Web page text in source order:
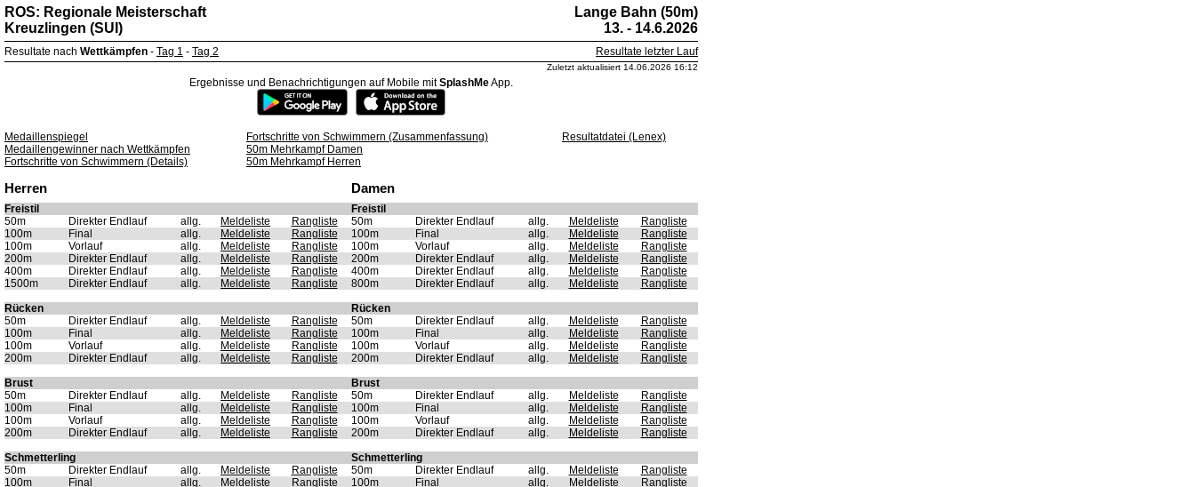
ROS: Regionale Meisterschaft
Lange Bahn (50m)
Kreuzlingen (SUI)
13. - 14.6.2026
Resultate nach Wettkämpfen - Tag 1 - Tag 2 Resultate letzter Lauf
Zuletzt aktualisiert 14.06.2026 16:12
Ergebnisse und Benachrichtigungen auf Mobile mitSplashMeApp.
Medaillenspiegel Fortschritte von Schwimmern (Zusammenfassung)
Resultatdatei (Lenex)
Medaillengewinner nach Wettkämpfen
50m Mehrkampf Damen
Fortschritte von Schwimmern (Details)
50m Mehrkampf Herren
Herren Damen
Freistil
Freistil
50m
Direkter Endlauf allg. Meldeliste Rangliste 50m Direkter Endlauf allg. Meldeliste
Rangliste
100m
Final allg. Meldeliste Rangliste 100m Final allg. Meldeliste
Rangliste
100m
Vorlauf allg. Meldeliste Rangliste 100m Vorlauf allg. Meldeliste
Rangliste
200m
Direkter Endlauf allg. Meldeliste Rangliste 200m Direkter Endlauf allg. Meldeliste
Rangliste
400m
Direkter Endlauf allg. Meldeliste Rangliste 400m Direkter Endlauf allg. Meldeliste
Rangliste
1500m
Direkter Endlauf allg. Meldeliste Rangliste 800m Direkter Endlauf allg. Meldeliste
Rangliste
Rücken
Rücken
50m
Direkter Endlauf allg. Meldeliste Rangliste 50m Direkter Endlauf allg. Meldeliste
Rangliste
100m
Final allg. Meldeliste Rangliste 100m Final allg. Meldeliste
Rangliste
100m
Vorlauf allg. Meldeliste Rangliste 100m Vorlauf allg. Meldeliste
Rangliste
200m
Direkter Endlauf allg. Meldeliste Rangliste 200m Direkter Endlauf allg. Meldeliste
Rangliste
Brust
Brust
50m
Direkter Endlauf allg. Meldeliste Rangliste 50m Direkter Endlauf allg. Meldeliste
Rangliste
100m
Final allg. Meldeliste Rangliste 100m Final allg. Meldeliste
Rangliste
100m
Vorlauf allg. Meldeliste Rangliste 100m Vorlauf allg. Meldeliste
Rangliste
200m
Direkter Endlauf allg. Meldeliste Rangliste 200m Direkter Endlauf allg. Meldeliste
Rangliste
Schmetterling
Schmetterling
50m
Direkter Endlauf allg. Meldeliste Rangliste 50m Direkter Endlauf allg. Meldeliste
Rangliste
100m
Final allg. Meldeliste Rangliste 100m Final allg. Meldeliste
Rangliste